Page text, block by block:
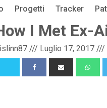
Progetti Tracker
I Met Ex-
/// Luglio 17, 2017 ///